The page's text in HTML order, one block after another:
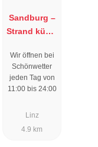
Sandburg –
Strand küsst
Wir öffnen bei
Schönwetter
jeden Tag von
11:00 bis 24:00
Linz
4.9 km